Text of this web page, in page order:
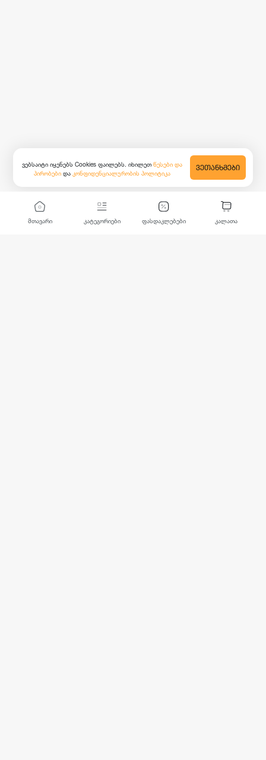
მთავარი კატეგორიები ფასდაკლებები კალათა
ვებსაიტი იყენებს Cookies ფაილებს. იხილეთ წესები და
პირობები და კონფიდენციალურობის პოლიტიკა
ᲕᲔᲗᲐᲜᲮᲛᲔᲑᲘ